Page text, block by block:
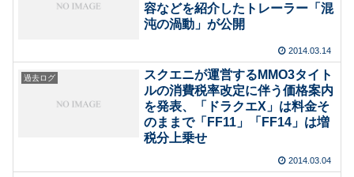
容などを紹介したトレーラー「混
沌の渦動」が公開
2014.03.14
過去ログ
スクエニが運営するMMO3タイト
ルの消費税率改定に伴う価格案内
を発表、「ドラクエX」は料金そ
のままで「FF11」「FF14」は増
税分上乗せ
2014.03.04